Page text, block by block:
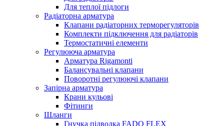
Для теплої підлоги
Радіаторна арматура
Клапани радіаторних терморегуляторів
Комплекти підключення для радіаторів
Термостатичні елементи
Регулююча арматура
Арматура Rigamonti
Балансувальні клапани
Поворотні регулюючі клапани
Запірна арматура
Крани кульові
Фітинги
Шланги
Гнучка підводка FADO FLEX